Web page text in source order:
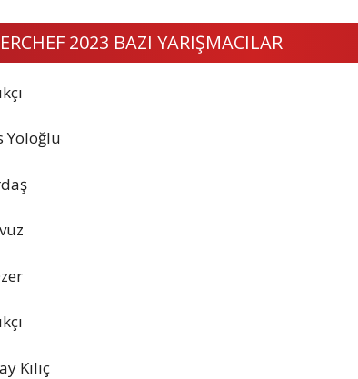
2023 BAZI YARIŞMACILAR
Yoloğlu
Kılıç